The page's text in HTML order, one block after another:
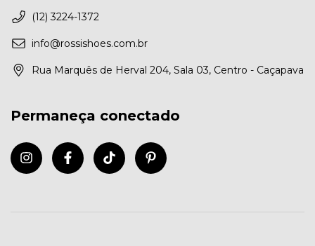
(12) 3224-1372
info@rossishoes.com.br
Rua Marquês de Herval 204, Sala 03, Centro - Caçapava
Permaneça conectado